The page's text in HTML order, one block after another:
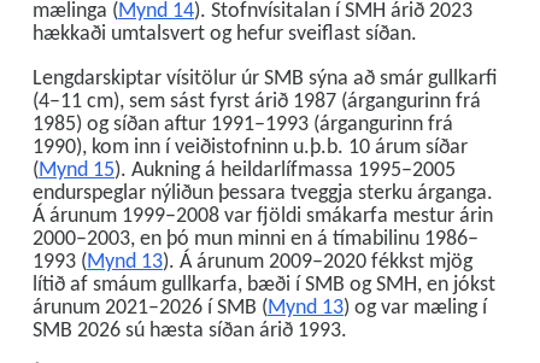
mælinga (Mynd 14). Stofnvísitalan í SMH árið 2023
hækkaði umtalsvert og hefur sveiflast síðan.
Lengdarskiptar vísitölur úr SMB sýna að smár gullkarfi
(4–11 cm), sem sást fyrst árið 1987 (árgangurinn frá
1985) og síðan aftur 1991–1993 (árgangurinn frá
1990), kom inn í veiðistofninn u.þ.b. 10 árum síðar
(Mynd 15). Aukning á heildarlífmassa 1995–2005
endurspeglar nýliðun þessara tveggja sterku árganga.
Á árunum 1999–2008 var fjöldi smákarfa mestur árin
2000–2003, en þó mun minni en á tímabilinu 1986–
1993 (Mynd 13). Á árunum 2009–2020 fékkst mjög
lítið af smáum gullkarfa, bæði í SMB og SMH, en jókst
árunum 2021–2026 í SMB (Mynd 13) og var mæling í
SMB 2026 sú hæsta síðan árið 1993.